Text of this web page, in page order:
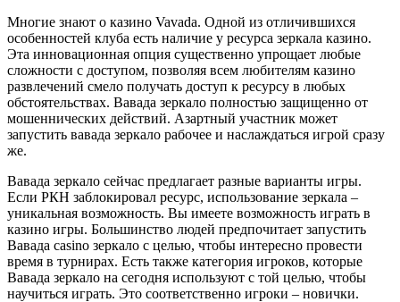
Многие знают о казино Vavada. Одной из отличившихся
особенностей клуба есть наличие у ресурса зеркала казино.
Эта инновационная опция существенно упрощает любые
сложности с доступом, позволяя всем любителям казино
развлечений смело получать доступ к ресурсу в любых
обстоятельствах. Вавада зеркало полностью защищенно от
мошеннических действий. Азартный участник может
запустить вавада зеркало рабочее и наслаждаться игрой сразу
же.
Вавада зеркало сейчас предлагает разные варианты игры.
Если РКН заблокировал ресурс, использование зеркала –
уникальная возможность. Вы имеете возможность играть в
казино игры. Большинство людей предпочитает запустить
Вавада casino зеркало с целью, чтобы интересно провести
время в турнирах. Есть также категория игроков, которые
Вавада зеркало на сегодня используют с той целью, чтобы
научиться играть. Это соответственно игроки – новички.